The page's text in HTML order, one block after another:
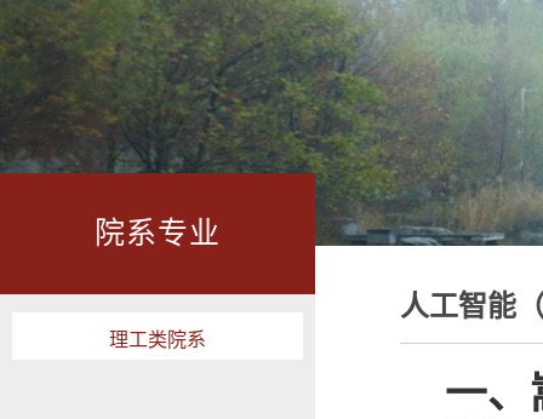
院系专业
理工类院系
人工智能
一、